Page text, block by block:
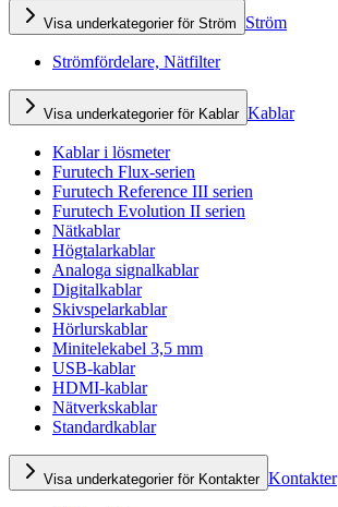
Visa underkategorier för Ström Ström
Strömfördelare, Nätfilter
Visa underkategorier för Kablar Kablar
Kablar i lösmeter
Furutech Flux-serien
Furutech Reference III serien
Furutech Evolution II serien
Nätkablar
Högtalarkablar
Analoga signalkablar
Digitalkablar
Skivspelarkablar
Hörlurskablar
Minitelekabel 3,5 mm
USB-kablar
HDMI-kablar
Nätverkskablar
Standardkablar
Visa underkategorier för Kontakter Kontakter